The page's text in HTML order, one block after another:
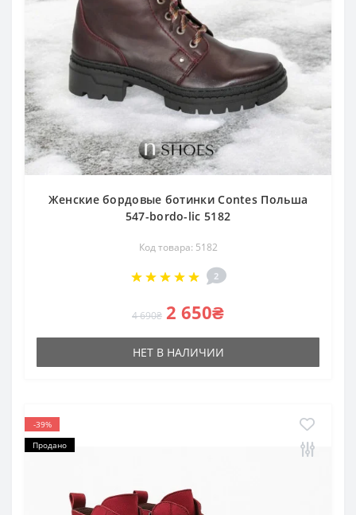
Женские бордовые ботинки Contes Польша
547-bordo-lic 5182
Код товара: 5182
2
4 690₴ 2 650₴
НЕТ В НАЛИЧИИ
-39%
Продано